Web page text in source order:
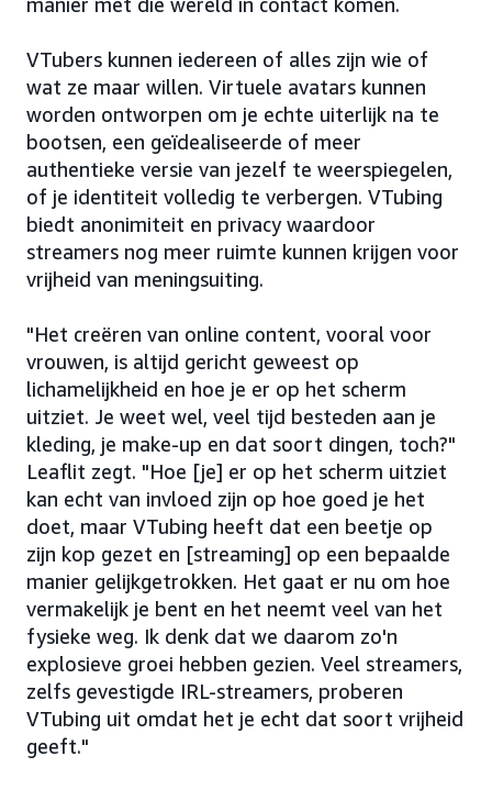
VTubers kunnen iedereen of alles zijn wie of
wat ze maar willen. Virtuele avatars kunnen
worden ontworpen om je echte uiterlijk na te
bootsen, een geïdealiseerde of meer
authentieke versie van jezelf te weerspiegelen,
of je identiteit volledig te verbergen. VTubing
biedt anonimiteit en privacy waardoor
streamers nog meer ruimte kunnen krijgen voor
vrijheid van meningsuiting.
"Het creëren van online content, vooral voor
vrouwen, is altijd gericht geweest op
lichamelijkheid en hoe je er op het scherm
uitziet. Je weet wel, veel tijd besteden aan je
kleding, je make-up en dat soort dingen, toch?"
Leaflit zegt. "Hoe [je] er op het scherm uitziet
kan echt van invloed zijn op hoe goed je het
doet, maar VTubing heeft dat een beetje op
zijn kop gezet en [streaming] op een bepaalde
manier gelijkgetrokken. Het gaat er nu om hoe
vermakelijk je bent en het neemt veel van het
fysieke weg. Ik denk dat we daarom zo'n
explosieve groei hebben gezien. Veel streamers,
zelfs gevestigde IRL-streamers, proberen
VTubing uit omdat het je echt dat soort vrijheid
geeft."